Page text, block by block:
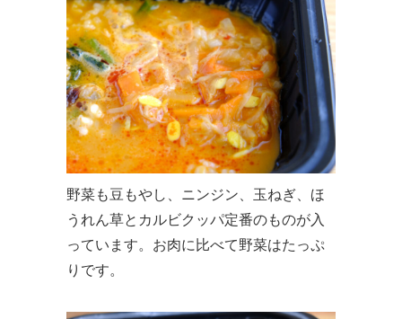
野菜も豆もやし、ニンジン、玉ねぎ、ほ
うれん草とカルビクッパ定番のものが入
っています。お肉に比べて野菜はたっぷ
りです。